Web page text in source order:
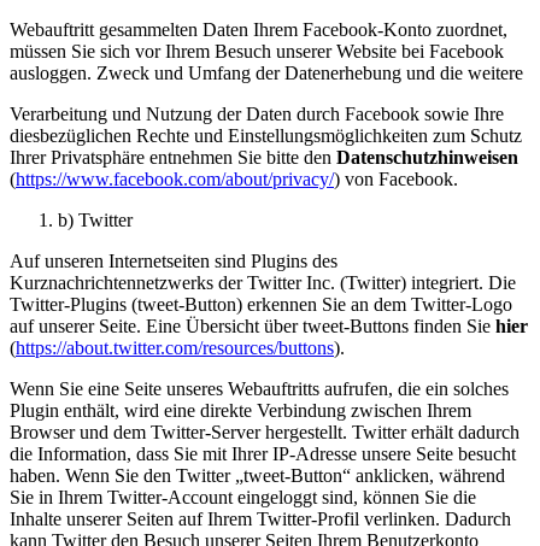
Webauftritt gesammelten Daten Ihrem Facebook-Konto zuordnet,
müssen Sie sich vor Ihrem Besuch unserer Website bei Facebook
ausloggen. Zweck und Umfang der Datenerhebung und die weitere
Verarbeitung und Nutzung der Daten durch Facebook sowie Ihre
diesbezüglichen Rechte und Einstellungsmöglichkeiten zum Schutz
Ihrer Privatsphäre entnehmen Sie bitte den Datenschutzhinweisen
(https://www.facebook.com/about/privacy/) von Facebook.
b) Twitter
Auf unseren Internetseiten sind Plugins des
Kurznachrichtennetzwerks der Twitter Inc. (Twitter) integriert. Die
Twitter-Plugins (tweet-Button) erkennen Sie an dem Twitter-Logo
auf unserer Seite. Eine Übersicht über tweet-Buttons finden Sie hier
(https://about.twitter.com/resources/buttons).
Wenn Sie eine Seite unseres Webauftritts aufrufen, die ein solches
Plugin enthält, wird eine direkte Verbindung zwischen Ihrem
Browser und dem Twitter-Server hergestellt. Twitter erhält dadurch
die Information, dass Sie mit Ihrer IP-Adresse unsere Seite besucht
haben. Wenn Sie den Twitter „tweet-Button“ anklicken, während
Sie in Ihrem Twitter-Account eingeloggt sind, können Sie die
Inhalte unserer Seiten auf Ihrem Twitter-Profil verlinken. Dadurch
kann Twitter den Besuch unserer Seiten Ihrem Benutzerkonto